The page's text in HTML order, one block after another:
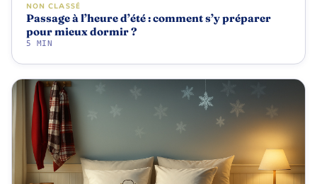
NON CLASSÉ
Passage à l’heure d’été : comment s’y préparer
pour mieux dormir ?
5 MIN